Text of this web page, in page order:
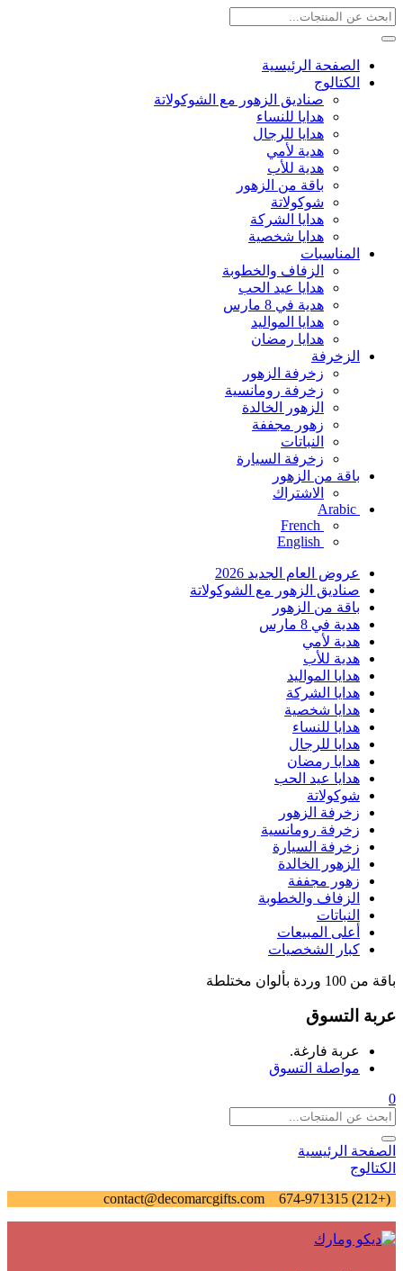
الصفحة الرئيسية
الكتالوج
صناديق الزهور مع الشوكولاتة
هدايا للنساء
هدايا للرجال
هدية لأمي
هدية للأب
باقة من الزهور
شوكولاتة
هدايا الشركة
هدايا شخصية
المناسبات
الزفاف والخطوبة
هدايا عيد الحب
هدية في 8 مارس
هدايا المواليد
هدايا رمضان
الزخرفة
زخرفة الزهور
زخرفة رومانسية
الزهور الخالدة
زهور مجففة
النباتات
زخرفة السيارة
باقة من الزهور
الاشتراك
Arabic
French
English
عروض العام الجديد 2026
صناديق الزهور مع الشوكولاتة
باقة من الزهور
هدية في 8 مارس
هدية لأمي
هدية للأب
هدايا المواليد
هدايا الشركة
هدايا شخصية
هدايا للنساء
هدايا للرجال
هدايا رمضان
هدايا عيد الحب
شوكولاتة
زخرفة الزهور
زخرفة رومانسية
زخرفة السيارة
الزهور الخالدة
زهور مجففة
الزفاف والخطوبة
النباتات
أعلى المبيعات
كبار الشخصيات
باقة من 100 وردة بألوان مختلطة
عربة التسوق
عربة فارغة.
مواصلة التسوق
0
الصفحة الرئيسية
الكتالوج
(+212) 674-971315
contact@decomarcgifts.com